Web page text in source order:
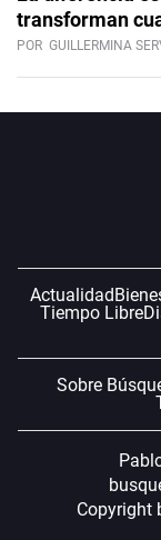
transforman
POR GUILLERMINA
Actualidad
Tiempo Libre
Sobre
Copyright